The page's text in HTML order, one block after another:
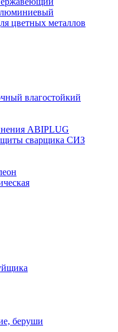
цветных металлов
влагостойкий
ABIPLUG
сварщика СИЗ
беруши